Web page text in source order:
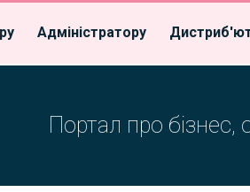
Адміністратору
Портал про бізнес,